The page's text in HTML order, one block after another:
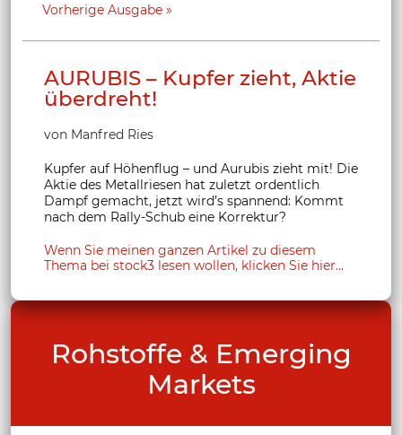
Vorherige Ausgabe
AURUBIS – Kupfer zieht, Aktie
überdreht!
von Manfred Ries
Kupfer auf Höhenflug – und Aurubis zieht mit! Die
Aktie des Metallriesen hat zuletzt ordentlich
Dampf gemacht, jetzt wird’s spannend: Kommt
nach dem Rally-Schub eine Korrektur?
Wenn Sie meinen ganzen Artikel zu diesem
Thema bei stock3 lesen wollen, klicken Sie hier...
Rohstoffe & Emerging
Markets